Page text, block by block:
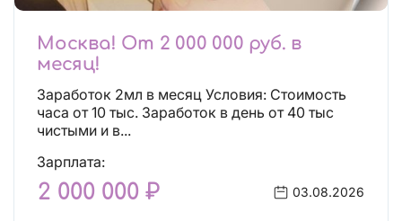
Москва! От 2 000 000 руб. в
месяц!
Заработок 2мл в месяц Условия: Стоимость
часа от 10 тыс. Заработок в день от 40 тыс
чистыми и в...
Зарплата:
2 000 000 ₽ 03.08.2026